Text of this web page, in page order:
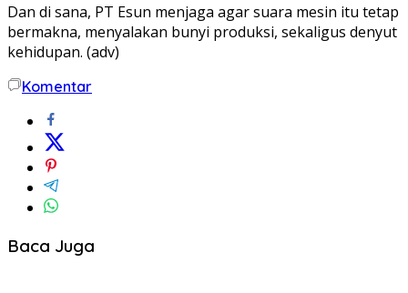
Dan di sana, PT Esun menjaga agar suara mesin itu tetap
bermakna, menyalakan bunyi produksi, sekaligus denyut
kehidupan. (adv)
Komentar
Baca Juga